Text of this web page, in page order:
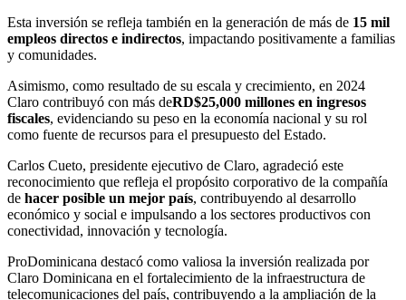
Esta inversión se refleja también en la generación de más de 15 mil
empleos directos e indirectos, impactando positivamente a familias
y comunidades.
Asimismo, como resultado de su escala y crecimiento, en 2024
Claro contribuyó con más deRD$25,000 millones en ingresos
fiscales, evidenciando su peso en la economía nacional y su rol
como fuente de recursos para el presupuesto del Estado.
Carlos Cueto, presidente ejecutivo de Claro, agradeció este
reconocimiento que refleja el propósito corporativo de la compañía
de hacer posible un mejor país, contribuyendo al desarrollo
económico y social e impulsando a los sectores productivos con
conectividad, innovación y tecnología.
ProDominicana destacó como valiosa la inversión realizada por
Claro Dominicana en el fortalecimiento de la infraestructura de
telecomunicaciones del país, contribuyendo a la ampliación de la